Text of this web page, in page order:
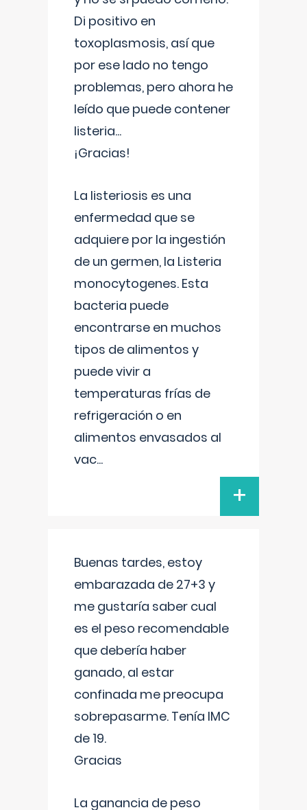
Di positivo en
toxoplasmosis, así que
por ese lado no tengo
problemas, pero ahora he
leído que puede contener
listeria...
¡Gracias!
La listeriosis es una
enfermedad que se
adquiere por la ingestión
de un germen, la Listeria
monocytogenes. Esta
bacteria puede
encontrarse en muchos
tipos de alimentos y
puede vivir a
temperaturas frías de
refrigeración o en
alimentos envasados al
vac...
+
Buenas tardes, estoy
embarazada de 27+3 y
me gustaría saber cual
es el peso recomendable
que debería haber
ganado, al estar
confinada me preocupa
sobrepasarme. Tenía IMC
de 19.
Gracias
La ganancia de peso